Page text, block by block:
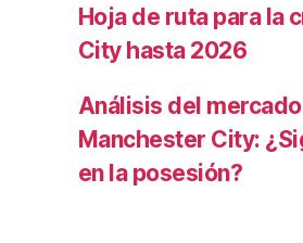
Hoja de ruta para la
City hasta 2026
Análisis del
Manchester City:
en la posesión?